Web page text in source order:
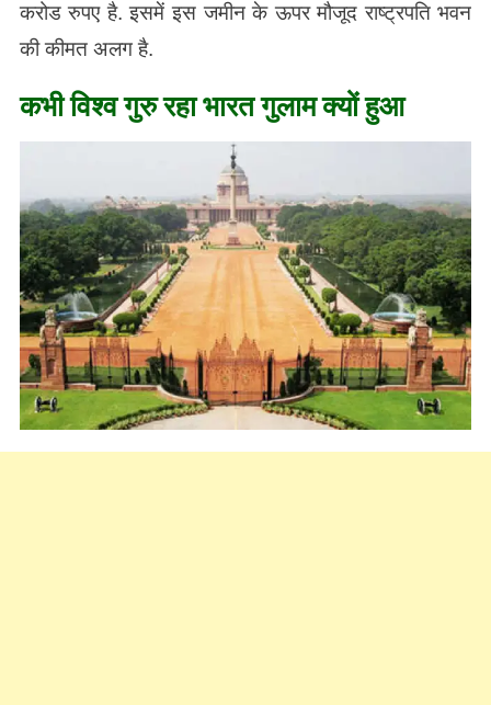
करोड रुपए है. इसमें इस जमीन के ऊपर मौजूद राष्ट्रपति भवन
की कीमत अलग है.
कभी विश्व गुरु रहा भारत गुलाम क्यों हुआ